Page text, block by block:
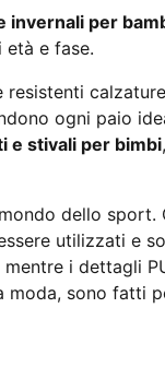
invernali per
e fase.
resistenti
ogni paio
e stivali per bimbi
dello sport.
utilizzati e
i dettagli
sono fatti